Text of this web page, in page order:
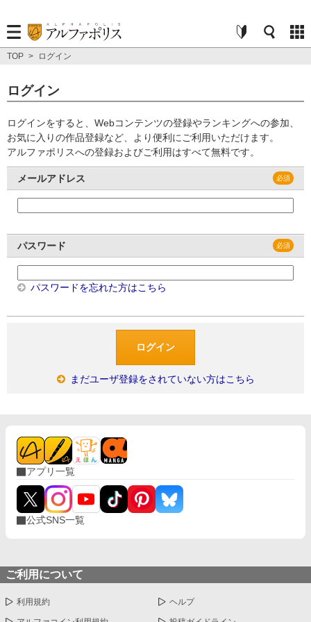
TOP > ログイン
ログイン
ログインをすると、Webコンテンツの登録やランキングへの参加、
お気に入りの作品登録など、より便利にご利用いただけます。
アルファポリスへの登録およびご利用はすべて無料です。
メールアドレス
パスワード
パスワードを忘れた方はこちら
まだユーザ登録をされていない方はこちら
アプリ一覧
公式SNS一覧
ご利用について
利用規約 ヘルプ